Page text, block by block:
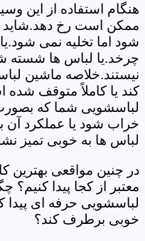
هنگام استفاده از این
ممکن است رخ دهد.شاید
شود اما تخلیه نمی
چرخد.یا لباس ها شسته
نیستند.خلاصه ماشین
کند یا کاملاً متوقف
لباسشویی شما که
خراب شود یا عملکرد آن
لباس ها به خوبی تمیز
در چنین مواقعی
معتبر از کجا پیدا کنیم؟
لباسشویی حرفه ای
خوبی برطرف کند؟